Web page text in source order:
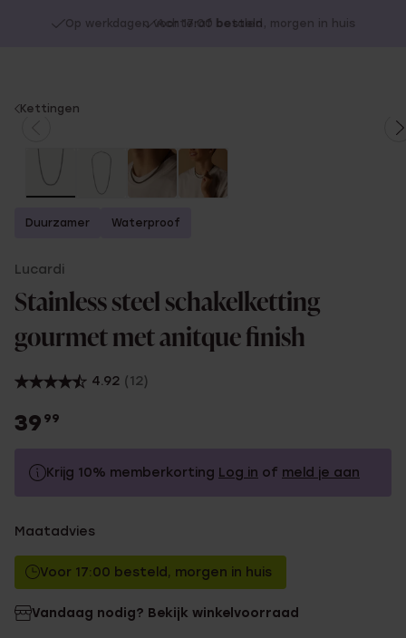
Op werkdagen voor 17:00 besteld, morgen in huis
You
here:
Kettingen
Duurzamer Waterproof
Lucardi
Stainless steel schakelketting
gourmet met anitque finish
4.92 (12)
39 99
Krijg 10% memberkorting Log in of meld je aan
Zonder memberkorting
Maatadvies
Voor 17:00 besteld, morgen in huis
Vandaag nodig? Bekijk winkelvoorraad